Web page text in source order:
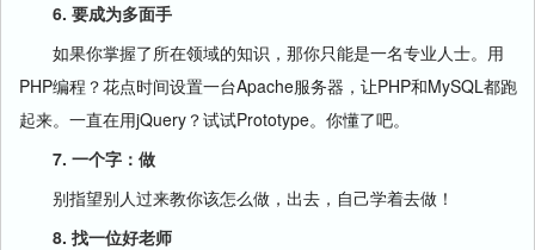
6. 要成为多面手
如果你掌握了所在领域的知识，那你只能是一名专业人士。用
PHP编程？花点时间设置一台Apache服务器，让PHP和MySQL都跑
起来。一直在用jQuery？试试Prototype。你懂了吧。
7. 一个字：做
别指望别人过来教你该怎么做，出去，自己学着去做！
8. 找一位好老师